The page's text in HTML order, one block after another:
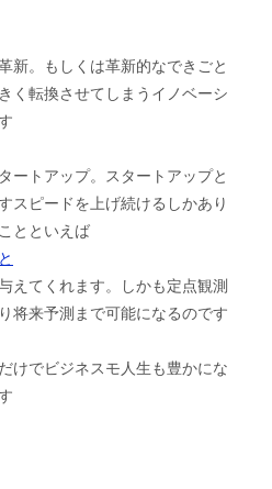
新。もしくは革新的なできごと
く転換させてしまうイノベーシ
ートアップ。スタートアップと
スピードを上げ続けるしかあり
とといえば
えてくれます。しかも定点観測
将来予測まで可能になるのです
けでビジネスモ人生も豊かにな